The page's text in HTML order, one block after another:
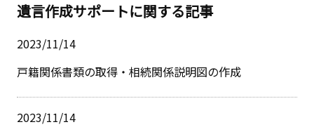
遺言作成サポートに関する記事
2023/11/14
戸籍関係書類の取得・相続関係説明図の作成
2023/11/14